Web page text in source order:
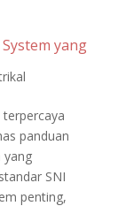
yang
panduan
yang
SNI
penting,